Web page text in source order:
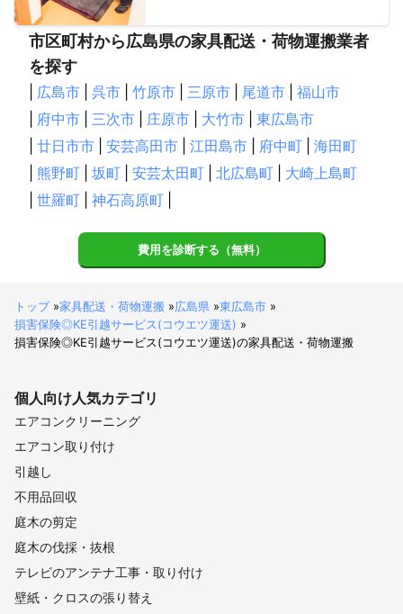
市区町村から広島県の家具配送・荷物運搬業者
を探す
広島市 呉市 竹原市 三原市 尾道市
福山市
府中市 三次市 庄原市 大竹市
東広島市
廿日市市 安芸高田市 江田島市 府中町
海田町
熊野町 坂町 安芸太田町 北広島町
大崎上島町
世羅町 神石高原町
費用を診断する（無料）
トップ»家具配送・荷物運搬 »広島県 »東広島市 »
損害保険◎KE引越サービス(コウエツ運送) »
損害保険◎KE引越サービス(コウエツ運送)の家具配送・荷物運搬
個人向け人気カテゴリ
エアコンクリーニング
エアコン取り付け
引越し
不用品回収
庭木の剪定
庭木の伐採・抜根
テレビのアンテナ工事・取り付け
壁紙・クロスの張り替え